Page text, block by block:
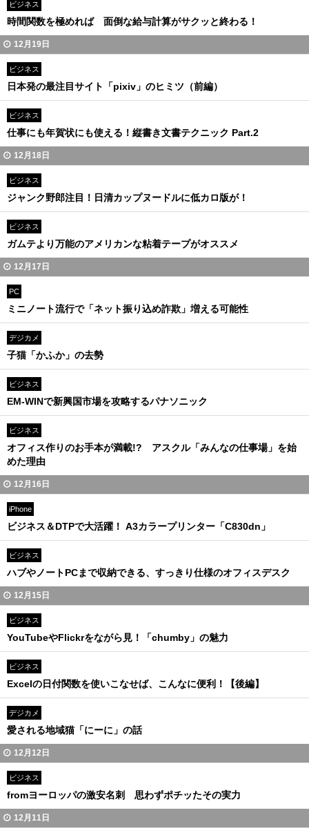
ビジネス
時間関数を極めれば 面倒な給与計算がサクッと終わる！
12月19日
ビジネス
日本発の最注目サイト「pixiv」のヒミツ（前編）
ビジネス
仕事にも年賀状にも使える！縦書き文書テクニック Part.2
12月18日
ビジネス
ジャンク野郎注目！日清カップヌードルに低カロ版が！
ビジネス
ガムテより万能のアメリカンな粘着テープがオススメ
12月17日
PC
ミニノート流行で「ネット振り込め詐欺」増える可能性
デジカメ
子猫「かふか」の去勢
ビジネス
EM-WINで新興国市場を攻略するパナソニック
ビジネス
オフィス作りのお手本が満載!? アスクル「みんなの仕事場」を始
めた理由
12月16日
iPhone
ビジネス＆DTPで大活躍！ A3カラープリンター「C830dn」
ビジネス
ハブやノートPCまで収納できる、すっきり仕様のオフィスデスク
12月15日
ビジネス
YouTubeやFlickrをながら見！「chumby」の魅力
ビジネス
Excelの日付関数を使いこなせば、こんなに便利！【後編】
デジカメ
愛される地域猫「にーに」の話
12月12日
ビジネス
fromヨーロッパの激安名刺 思わずポチッたその実力
12月11日